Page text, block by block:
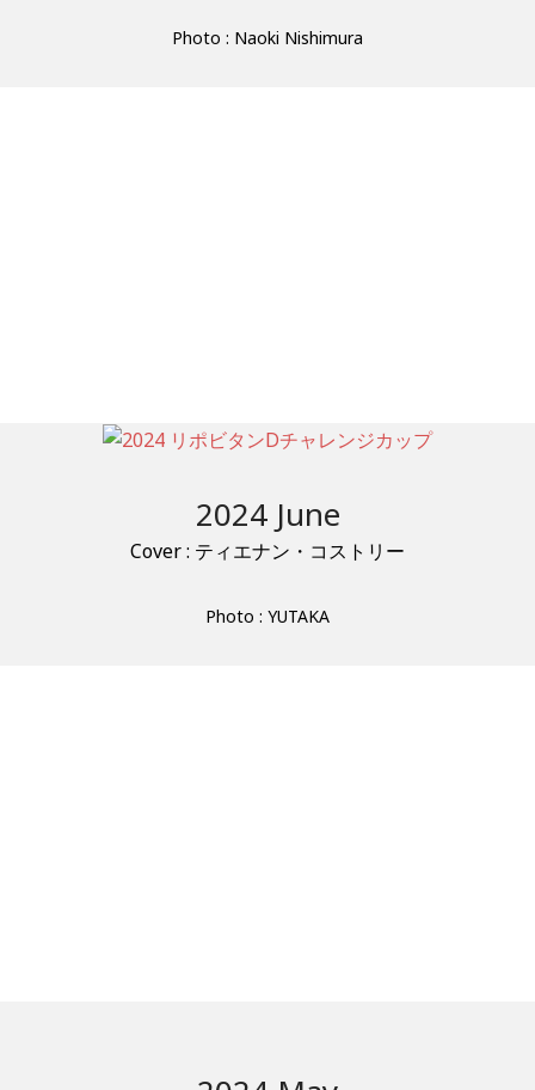
Photo : Naoki Nishimura
2024 June
Cover : ティエナン・コストリー
Photo : YUTAKA